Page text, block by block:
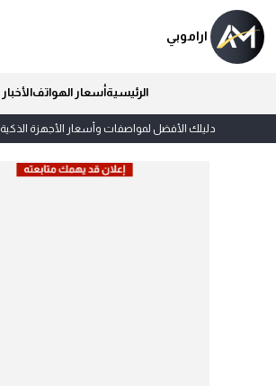
اراموبي
الرئيسيةأسعار الهواتفالأخبار
دليلك الأفضل لمواصفات وأسعار الأجهزة الذكية aramobi.com